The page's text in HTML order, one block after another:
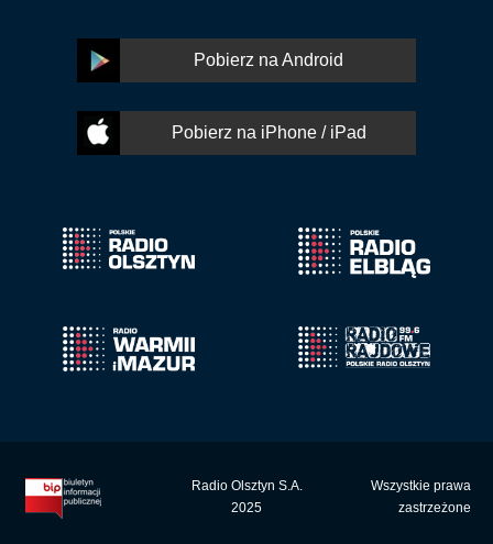
Pobierz na Android
Pobierz na iPhone / iPad
Radio Olsztyn S.A.
2025
Wszystkie prawa
zastrzeżone